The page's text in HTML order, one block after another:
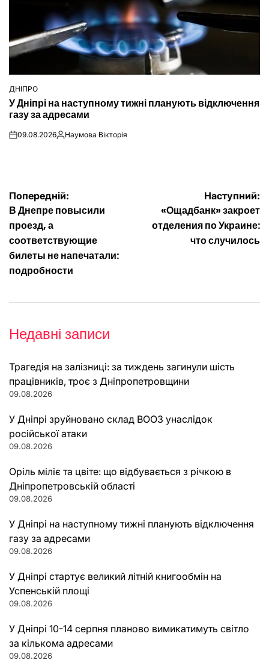
ОПУБЛІКУВАТИ
У
ДНІПРО
У Дніпрі на наступному тижні планують відключення
газу за адресами
on09.08.2026Опубліковано
Наумова Вікторія
Навігація
записів
Попередній:
В Днепре повысили
проезд, а
соответствующие
билеты не напечатали:
подробности
Наступний:
«Ощадбанк» закроет
отделения по Украине:
что случилось
Недавні записи
Трагедія на залізниці: за тиждень загинули шість
працівників, троє з Дніпропетровщини
09.08.2026
У Дніпрі зруйновано склад ВООЗ унаслідок
російської атаки
09.08.2026
Оріль міліє та цвіте: що відбувається з річкою в
Дніпропетровській області
09.08.2026
У Дніпрі на наступному тижні планують відключення
газу за адресами
09.08.2026
У Дніпрі стартує великий літній книгообмін на
Успенській площі
09.08.2026
У Дніпрі 10-14 серпня планово вимикатимуть світло
за кількома адресами
09.08.2026